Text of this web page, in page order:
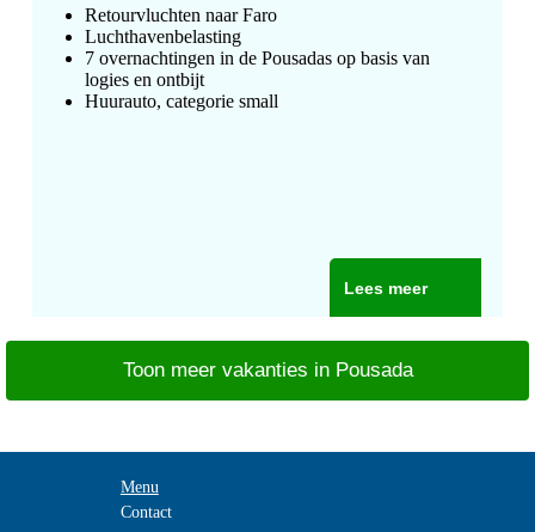
Retourvluchten naar Faro
Luchthavenbelasting
7 overnachtingen in de Pousadas op basis van
logies en ontbijt
Huurauto, categorie small
Lees meer
Toon meer vakanties in Pousada
Menu
Contact